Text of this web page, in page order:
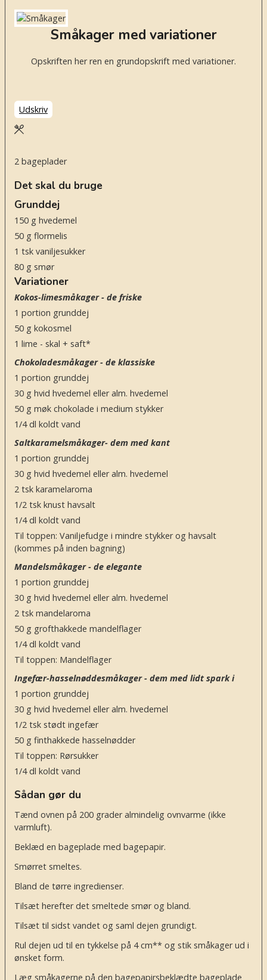
Småkager med variationer
Opskriften her ren en grundopskrift med variationer.
Udskriv
2 bageplader
Det skal du bruge
Grunddej
150 g hvedemel
50 g flormelis
1 tsk vaniljesukker
80 g smør
Variationer
Kokos-limesmåkager - de friske
1 portion grunddej
50 g kokosmel
1 lime - skal + saft*
Chokoladesmåkager - de klassiske
1 portion grunddej
30 g hvid hvedemel eller alm. hvedemel
50 g møk chokolade i medium stykker
1/4 dl koldt vand
Saltkaramelsmåkager- dem med kant
1 portion grunddej
30 g hvid hvedemel eller alm. hvedemel
2 tsk karamelaroma
1/2 tsk knust havsalt
1/4 dl koldt vand
Til toppen: Vaniljefudge i mindre stykker og havsalt
(kommes på inden bagning)
Mandelsmåkager - de elegante
1 portion grunddej
30 g hvid hvedemel eller alm. hvedemel
2 tsk mandelaroma
50 g grofthakkede mandelflager
1/4 dl koldt vand
Til toppen: Mandelflager
Ingefær-hasselnøddesmåkager - dem med lidt spark i
1 portion grunddej
30 g hvid hvedemel eller alm. hvedemel
1/2 tsk stødt ingefær
50 g finthakkede hasselnødder
Til toppen: Rørsukker
1/4 dl koldt vand
Sådan gør du
Tænd ovnen på 200 grader almindelig ovnvarme (ikke
varmluft).
Beklæd en bageplade med bagepapir.
Smørret smeltes.
Bland de tørre ingredienser.
Tilsæt herefter det smeltede smør og bland.
Tilsæt til sidst vandet og saml dejen grundigt.
Rul dejen ud til en tykkelse på 4 cm** og stik småkager ud i
ønsket form.
Læg småkagerne på den bagepapirsbeklædte bageplade